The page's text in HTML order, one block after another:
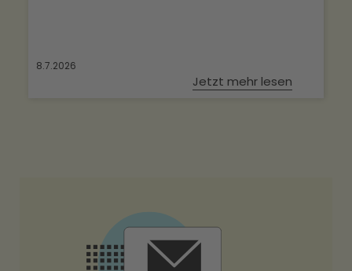
8.7.2026
Jetzt mehr lesen